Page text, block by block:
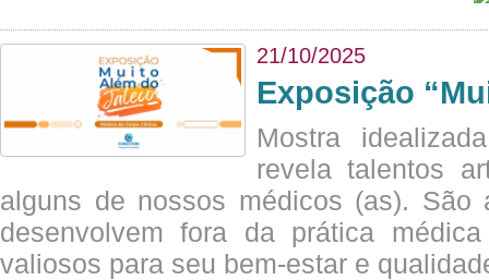
21/10/2025
Exposição
Mostra
revela talentos
alguns de nossos médicos (as). São
desenvolvem fora da prática
valiosos para seu bem-estar e